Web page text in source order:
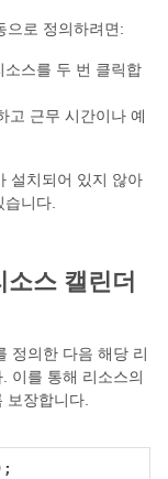
으로 정의하려면:
소스를 두 번 클릭합
고 근무 시간이나 예
설치되어 있지 않아
습니다.
스 캘린더
정의한 다음 해당 리
이를 통해 리소스의
보장합니다.